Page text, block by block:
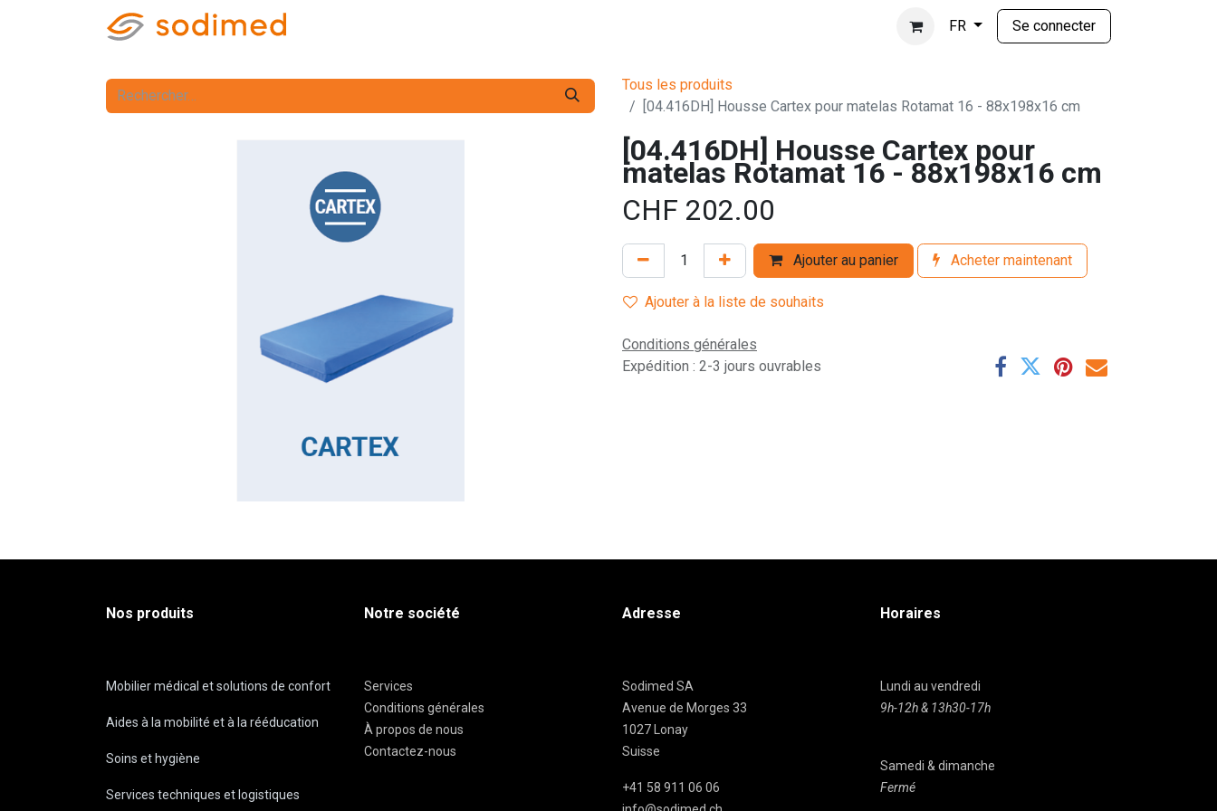
FR Se connecter
Tous les produits
[04.416DH] Housse Cartex pour matelas Rotamat 16 - 88x198x16 cm
[04.416DH] Housse Cartex pour
matelas Rotamat 16 - 88x198x16 cm
CHF 202.00
Ajouter au panier Acheter maintenant
Ajouter à la liste de souhaits
Conditions générales
Expédition : 2-3 jours ouvrables
Nos produits
Mobilier médical et solutions de confort
Aides à la mobilité et à la rééducation
Soins et hygiène
Services techniques et logistiques
Notre société
Services
Conditions générales
À propos de nous
Contactez-nous
Adresse
Sodimed SA
Avenue de Morges 33
1027 Lonay
Suisse
+41 58 911 06 06
Horaires
Lundi au vendredi
9h-12h & 13h30-17h
Samedi & dimanche
Fermé